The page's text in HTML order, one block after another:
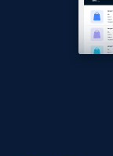
Sku,
and more.